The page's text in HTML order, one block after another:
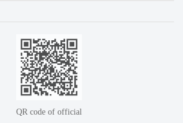
QR code of official